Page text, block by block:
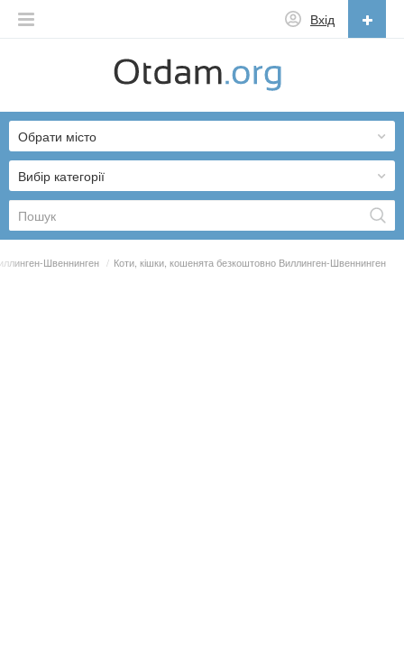
Вхід
English
Русский
Українська
Вибір категорії
Обрати місто
Швеннинген / Коти, кішки, кошенята безкоштовно Виллинген-Швеннинген